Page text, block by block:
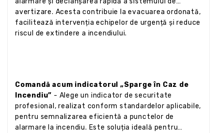
avertizare. Acesta contribuie la evacuarea ordonată,
facilitează intervenția echipelor de urgență și reduce
riscul de extindere a incendiului.
Comandă acum indicatorul „Sparge în Caz de
Incendiu” - Alege un indicator de securitate
profesional, realizat conform standardelor aplicabile,
pentru semnalizarea eficientă a punctelor de
alarmare la incendiu. Este soluția ideală pentru